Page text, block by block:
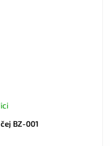
BZ-001